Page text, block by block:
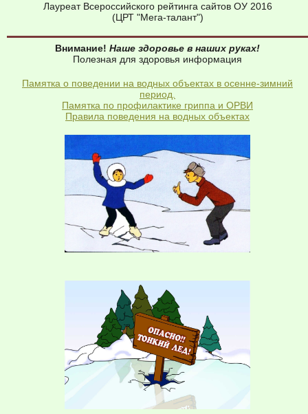
Лауреат Всероссийского рейтинга сайтов ОУ 2016
(ЦРТ "Мега-талант")
Внимание! Наше здоровье в наших руках!
Полезная для здоровья информация
Памятка о поведении на водных объектах в осенне-зимний
период.
Памятка по профилактике гриппа и ОРВИ
Правила поведения на водных объектах